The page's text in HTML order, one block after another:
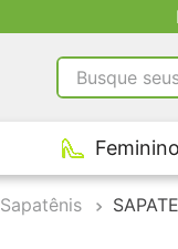
Busque seus
Feminino
Sapatênis
TERMOS MAIS
tênis masculino
tenis feminino